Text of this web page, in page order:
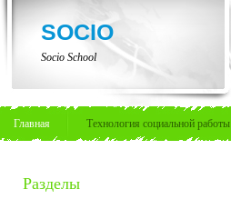
SOCIO
Socio School
Главная Технология социальной работы
Разделы